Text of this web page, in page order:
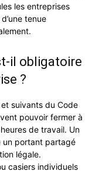
les entreprises
tenue
il obligatoire
?
suivants du Code
pouvoir fermer à
de travail. Un
un portant partagé
légale.
casiers individuels